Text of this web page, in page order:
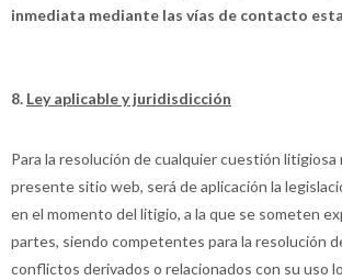
inmediata mediante las vías de contacto
8. Ley aplicable y juridisdicción
Para la resolución de cualquier cuestión litigiosa
presente sitio web, será de aplicación la
en el momento del litigio, a la que se someten
partes, siendo competentes para la resolución
conflictos derivados o relacionados con su uso